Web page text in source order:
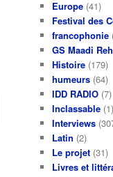
Europe (41)
Festival des
francophonie
GS Maadi
Histoire (179)
humeurs (64)
IDD RADIO (7)
Inclassable (1)
Interviews
Latin (2)
Le projet (31)
Livres et